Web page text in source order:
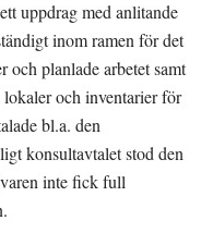
uppdrag med anlitande
inom ramen för det
och planlade arbetet samt
och inventarier för
bl.a. den
konsultavtalet stod den
inte fick full